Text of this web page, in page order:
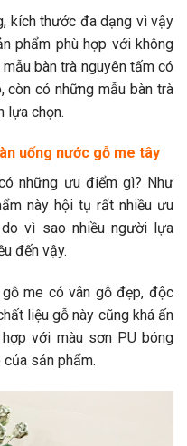
kích thước đa dạng vì vậy
phẩm phù hợp với không
bàn trà nguyên tấm có
còn có những mẫu bàn trà
lựa chọn.
uống nước gỗ me tây
những ưu điểm gì? Như
này hội tụ rất nhiều ưu
vì sao nhiều người lựa
đến vậy.
me có vân gỗ đẹp, độc
liệu gỗ này cũng khá ấn
với màu sơn PU bóng
sản phẩm.